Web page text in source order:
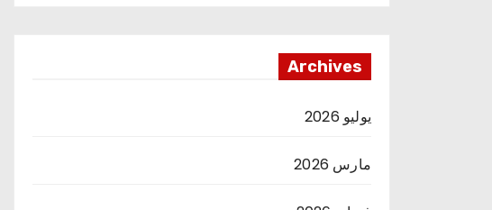
Archives
يوليو 2026
مارس 2026